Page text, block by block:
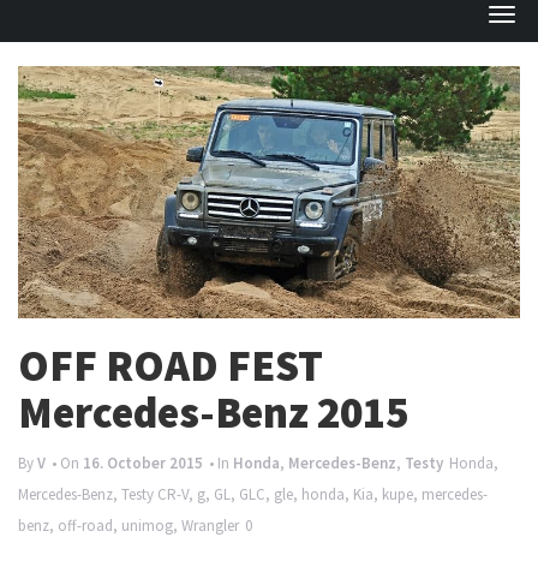
T
o
g
g
l
e
n
a
OFF ROAD FEST
Mercedes-Benz 2015
ByV • On 16. October 2015 • In Honda, Mercedes-Benz, Testy Honda,
Mercedes-Benz, Testy CR-V, g, GL, GLC, gle, honda, Kia, kupe, mercedes-
benz, off-road, unimog, Wrangler 0